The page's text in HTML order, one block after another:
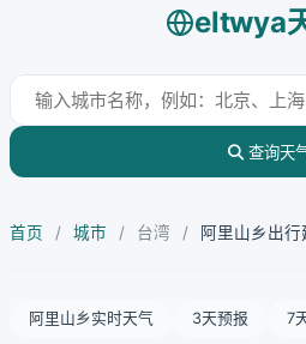
eltwya
查询天
首页 / 城市 / 台湾 / 阿里山乡出行
阿里山乡实时天气 3天预报 7